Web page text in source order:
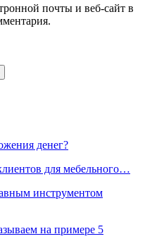
почты и веб-сайт в
денег?
для мебельного…
инструментом
на примере 5